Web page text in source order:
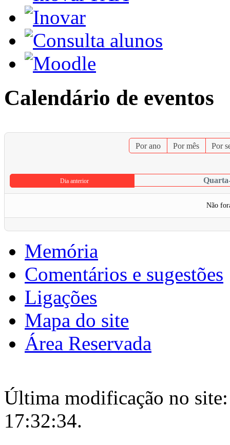
Calendário de eventos
Por ano Por mês Por
Dia anterior
Não
Memória
Comentários e sugestões
Ligações
Mapa do site
Área Reservada
Última modificação no
17:32:34.